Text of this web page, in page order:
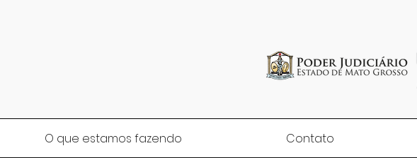
O que estamos fazendo Contato